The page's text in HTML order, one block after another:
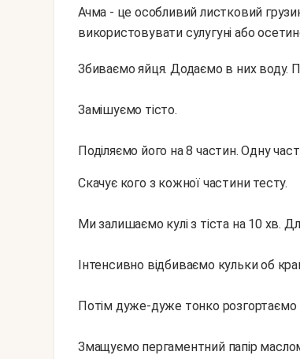
Ачма - це особливий листковий
використовувати сулугуні або
Збиваємо яйця. Додаємо в них воду.
Замішуємо тісто.
Поділяємо його на 8 частин. Одну
Скачує кого з кожної частини тесту.
Ми залишаємо кулі з тіста на 10 хв.
Інтенсивно відбиваємо кульки об
Потім дуже-дуже тонко розгортаємо
Змащуємо пергаментний папір